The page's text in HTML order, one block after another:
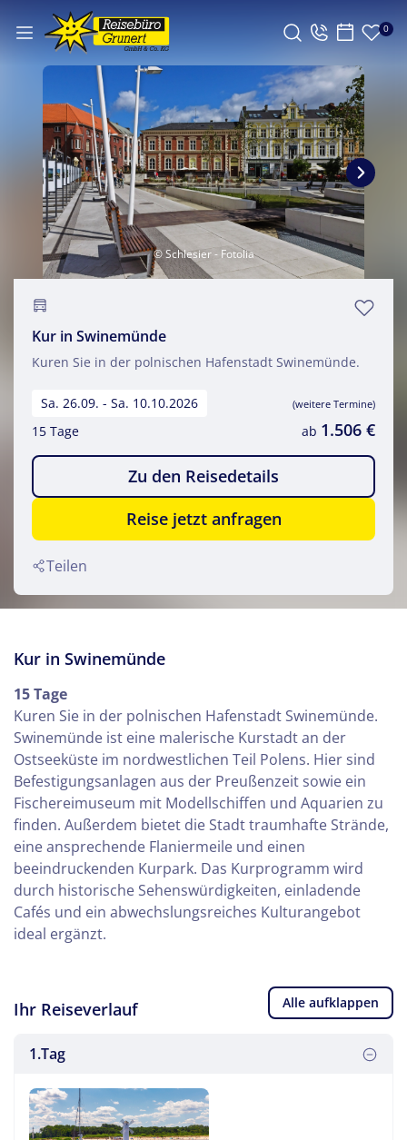
0
© Schlesier - Fotolia
Kur in Swinemünde
Kuren Sie in der polnischen Hafenstadt Swinemünde.
Sa. 26.09. - Sa. 10.10.2026 (weitere Termine)
15 Tage ab 1.506 €
Zu den Reisedetails
Reise jetzt anfragen
Teilen
Kur in Swinemünde
15 Tage
Kuren Sie in der polnischen Hafenstadt Swinemünde.
Swinemünde ist eine malerische Kurstadt an der
Ostseeküste im nordwestlichen Teil Polens. Hier sind
Befestigungsanlagen aus der Preußenzeit sowie ein
Fischereimuseum mit Modellschiffen und Aquarien zu
finden. Außerdem bietet die Stadt traumhafte Strände,
eine ansprechende Flaniermeile und einen
beeindruckenden Kurpark. Das Kurprogramm wird
durch historische Sehenswürdigkeiten, einladende
Cafés und ein abwechslungsreiches Kulturangebot
ideal ergänzt.
Ihr Reiseverlauf Alle aufklappen
1.Tag